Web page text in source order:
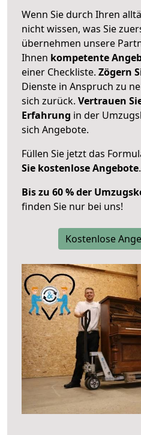
Wenn Sie durch Ihren
nicht wissen, was Sie
übernehmen unsere
Ihnen kompetente
einer Checkliste. Zögern
Dienste in Anspruch zu
sich zurück. Vertrauen
Erfahrung in der
sich Angebote.
Füllen Sie jetzt das
Sie kostenlose Angebote.
Bis zu 60 % der
finden Sie nur bei uns!
Kostenlose